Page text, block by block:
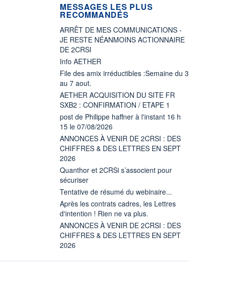
MESSAGES LES PLUS
RECOMMANDÉS
ARRÊT DE MES COMMUNICATIONS -
JE RESTE NÉANMOINS ACTIONNAIRE
DE 2CRSI
Info AETHER
File des amix irréductibles :Semaine du 3
au 7 aout.
AETHER ACQUISITION DU SITE FR
SXB2 : CONFIRMATION / ETAPE 1
post de Philippe haffner à l'instant 16 h
15 le 07/08/2026
ANNONCES À VENIR DE 2CRSI : DES
CHIFFRES & DES LETTRES EN SEPT
2026
Quanthor et 2CRSi s’associent pour
sécuriser
Tentative de résumé du webinaire...
Après les contrats cadres, les Lettres
d'intention ! Rien ne va plus.
ANNONCES À VENIR DE 2CRSI : DES
CHIFFRES & DES LETTRES EN SEPT
2026